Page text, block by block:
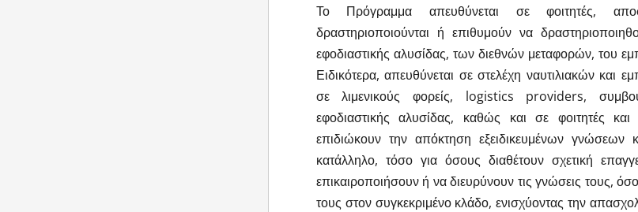
Το Πρόγραμμα απευθύνεται σε φοιτητές,
δραστηριοποιούνται ή επιθυμούν να
εφοδιαστικής αλυσίδας, των διεθνών μεταφορών, του
Ειδικότερα, απευθύνεται σε στελέχη ναυτιλιακών και
σε λιμενικούς φορείς, logistics providers,
εφοδιαστικής αλυσίδας, καθώς και σε φοιτητές
επιδιώκουν την απόκτηση εξειδικευμένων γνώσεων
κατάλληλο, τόσο για όσους διαθέτουν σχετική
επικαιροποιήσουν ή να διευρύνουν τις γνώσεις τους,
τους στον συγκεκριμένο κλάδο, ενισχύοντας την